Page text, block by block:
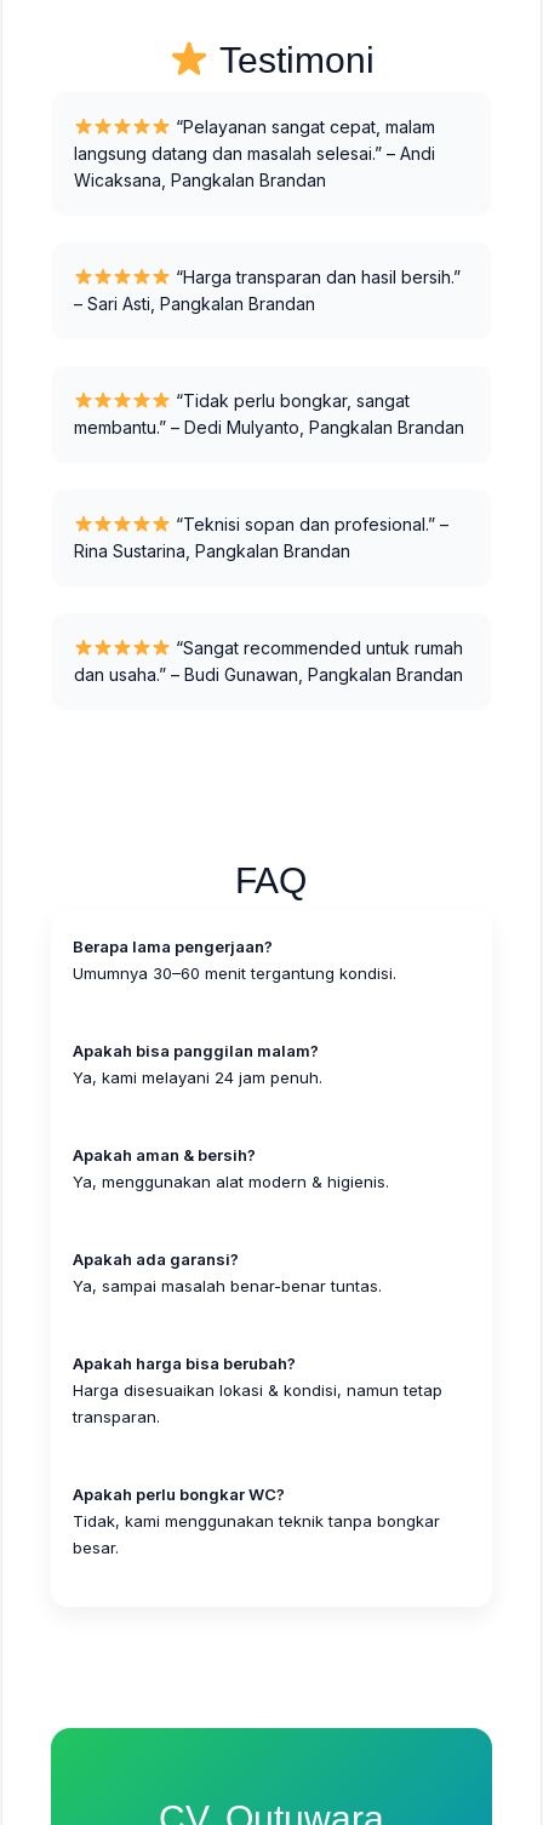
Testimoni
“Pelayanan sangat cepat, malam
langsung datang dan masalah selesai.” – Andi
Wicaksana, Pangkalan Brandan
“Harga transparan dan hasil bersih.”
– Sari Asti, Pangkalan Brandan
“Tidak perlu bongkar, sangat
membantu.” – Dedi Mulyanto, Pangkalan Brandan
“Teknisi sopan dan profesional.” –
Rina Sustarina, Pangkalan Brandan
“Sangat recommended untuk rumah
dan usaha.” – Budi Gunawan, Pangkalan Brandan
FAQ
Berapa lama pengerjaan?
Umumnya 30–60 menit tergantung kondisi.
Apakah bisa panggilan malam?
Ya, kami melayani 24 jam penuh.
Apakah aman & bersih?
Ya, menggunakan alat modern & higienis.
Apakah ada garansi?
Ya, sampai masalah benar-benar tuntas.
Apakah harga bisa berubah?
Harga disesuaikan lokasi & kondisi, namun tetap
transparan.
Apakah perlu bongkar WC?
Tidak, kami menggunakan teknik tanpa bongkar
besar.